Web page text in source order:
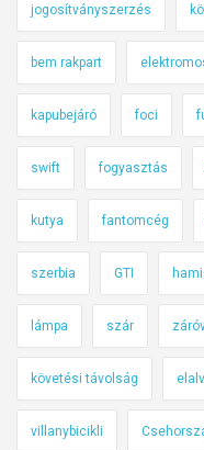
jogosítványszerzés
bem rakpart
kapubejáró foci
swift fogyasztás
kutya fantomcég
szerbia GTI
lámpa szár
követési távolság
villanybicikli